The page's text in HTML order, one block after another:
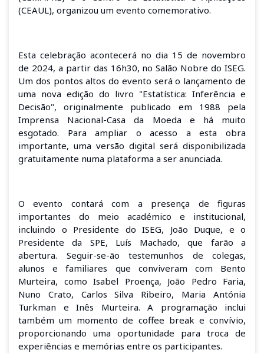
(CEAUL), organizou um evento comemorativo.
Esta celebração acontecerá no dia 15 de novembro
de 2024, a partir das 16h30, no Salão Nobre do ISEG.
Um dos pontos altos do evento será o lançamento de
uma nova edição do livro "Estatística: Inferência e
Decisão", originalmente publicado em 1988 pela
Imprensa Nacional-Casa da Moeda e há muito
esgotado. Para ampliar o acesso a esta obra
importante, uma versão digital será disponibilizada
gratuitamente numa plataforma a ser anunciada.
O evento contará com a presença de figuras
importantes do meio académico e institucional,
incluindo o Presidente do ISEG, João Duque, e o
Presidente da SPE, Luís Machado, que farão a
abertura. Seguir-se-ão testemunhos de colegas,
alunos e familiares que conviveram com Bento
Murteira, como Isabel Proença, João Pedro Faria,
Nuno Crato, Carlos Silva Ribeiro, Maria Antónia
Turkman e Inês Murteira. A programação inclui
também um momento de coffee break e convívio,
proporcionando uma oportunidade para troca de
experiências e memórias entre os participantes.